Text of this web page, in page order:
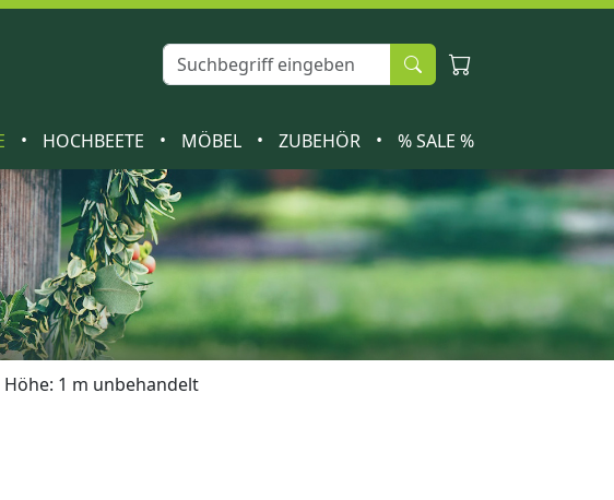
• HOCHBEETE • MÖBEL • ZUBEHÖR • % SALE %
Höhe: 1 m unbehandelt